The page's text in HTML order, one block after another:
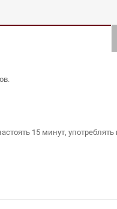
15 минут, употреблять